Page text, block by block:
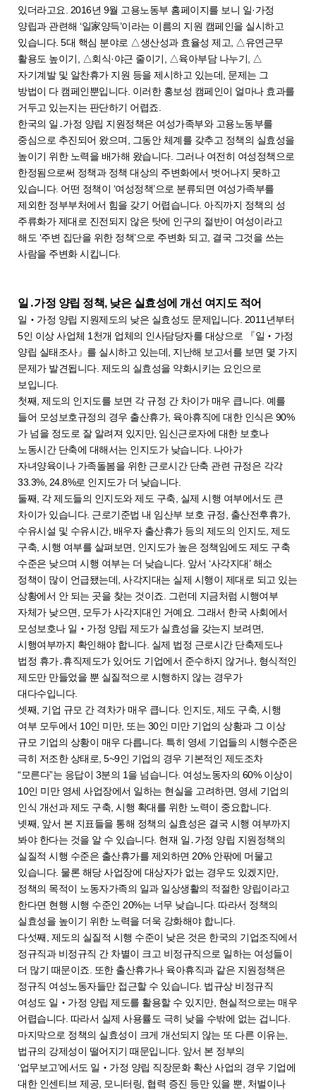
있더라고요. 2016년 9월 고용노동부 홈페이지를 보니 일·가정
양립과 관련해 ‘일家양득’이라는 이름의 지원 캠페인을 실시하고
있습니다. 5대 핵심 분야로 △생산성과 효율성 제고, △유연근무
활용도 높이기, △회식·야근 줄이기, △육아부담 나누기, △
자기계발 및 알찬휴가 지원 등을 제시하고 있는데, 문제는 그
방법이 다 캠페인뿐입니다. 이러한 홍보성 캠페인이 얼마나 효과를
거두고 있는지는 판단하기 어렵죠.
한국의 일․가정 양립 지원정책은 여성가족부와 고용노동부를
중심으로 추진되어 왔으며, 그동안 체계를 갖추고 정책의 실효성을
높이기 위한 노력을 배가해 왔습니다. 그러나 여전히 여성정책으로
한정됨으로써 정책과 정책 대상의 주변화에서 벗어나지 못하고
있습니다. 어떤 정책이 ‘여성정책’으로 분류되면 여성가족부를
제외한 정부부처에서 힘을 갖기 어렵습니다. 아직까지 정책의 성
주류화가 제대로 진전되지 않은 탓에 인구의 절반이 여성이라고
해도 ‘주변 집단을 위한 정책’으로 주변화 되고, 결국 그것을 쓰는
사람을 주변화 시킵니다.
일․가정 양립 정책, 낮은 실효성에 개선 여지도 적어
일‧가정 양립 지원제도의 낮은 실효성도 문제입니다. 2011년부터
5인 이상 사업체 1천개 업체의 인사담당자를 대상으로 『일‧가정
양립 실태조사』를 실시하고 있는데, 지난해 보고서를 보면 몇 가지
문제가 발견됩니다. 제도의 실효성을 약화시키는 요인으로
보입니다.
첫째, 제도의 인지도를 보면 각 규정 간 차이가 매우 큽니다. 예를
들어 모성보호규정의 경우 출산휴가, 육아휴직에 대한 인식은 90%
가 넘을 정도로 잘 알려져 있지만, 임신근로자에 대한 보호나
노동시간 단축에 대해서는 인지도가 낮습니다. 나아가
자녀양육이나 가족돌봄을 위한 근로시간 단축 관련 규정은 각각
33.3%, 24.8%로 인지도가 더 낮습니다.
둘째, 각 제도들의 인지도와 제도 구축, 실제 시행 여부에서도 큰
차이가 있습니다. 근로기준법 내 임산부 보호 규정, 출산전후휴가,
수유시설 및 수유시간, 배우자 출산휴가 등의 제도의 인지도, 제도
구축, 시행 여부를 살펴보면, 인지도가 높은 정책임에도 제도 구축
수준은 낮으며 시행 여부는 더 낮습니다. 앞서 ‘사각지대’ 해소
정책이 많이 언급됐는데, 사각지대는 실제 시행이 제대로 되고 있는
상황에서 안 되는 곳을 찾는 것이죠. 그런데 지금처럼 시행여부
자체가 낮으면, 모두가 사각지대인 거예요. 그래서 한국 사회에서
모성보호나 일‧가정 양립 제도가 실효성을 갖는지 보려면,
시행여부까지 확인해야 합니다. 실제 법정 근로시간 단축제도나
법정 휴가․휴직제도가 있어도 기업에서 준수하지 않거나, 형식적인
제도만 만들었을 뿐 실질적으로 시행하지 않는 경우가
대다수입니다.
셋째, 기업 규모 간 격차가 매우 큽니다. 인지도, 제도 구축, 시행
여부 모두에서 10인 미만, 또는 30인 미만 기업의 상황과 그 이상
규모 기업의 상황이 매우 다릅니다. 특히 영세 기업들의 시행수준은
극히 저조한 상태로, 5~9인 기업의 경우 기본적인 제도조차
“모른다”는 응답이 3분의 1을 넘습니다. 여성노동자의 60% 이상이
10인 미만 영세 사업장에서 일하는 현실을 고려하면, 영세 기업의
인식 개선과 제도 구축, 시행 확대를 위한 노력이 중요합니다.
넷째, 앞서 본 지표들을 통해 정책의 실효성은 결국 시행 여부까지
봐야 한다는 것을 알 수 있습니다. 현재 일․가정 양립 지원정책의
실질적 시행 수준은 출산휴가를 제외하면 20% 안팎에 머물고
있습니다. 물론 해당 사업장에 대상자가 없는 경우도 있겠지만,
정책의 목적이 노동자가족의 일과 일상생활의 적절한 양립이라고
한다면 현행 시행 수준인 20%는 너무 낮습니다. 따라서 정책의
실효성을 높이기 위한 노력을 더욱 강화해야 합니다.
다섯째, 제도의 실질적 시행 수준이 낮은 것은 한국의 기업조직에서
정규직과 비정규직 간 차별이 크고 비정규직으로 일하는 여성들이
더 많기 때문이죠. 또한 출산휴가나 육아휴직과 같은 지원정책은
정규직 여성노동자들만 접근할 수 있습니다. 법규상 비정규직
여성도 일‧가정 양립 제도를 활용할 수 있지만, 현실적으로는 매우
어렵습니다. 따라서 실제 사용률도 극히 낮을 수밖에 없는 겁니다.
마지막으로 정책의 실효성이 크게 개선되지 않는 또 다른 이유는,
법규의 강제성이 떨어지기 때문입니다. 앞서 본 정부의
‘업무보고’에서도 일‧가정 양립 직장문화 확산 사업의 경우 기업에
대한 인센티브 제공, 모니터링, 협력 증진 등만 있을 뿐, 처벌이나